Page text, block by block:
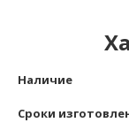
Наличие
Сроки